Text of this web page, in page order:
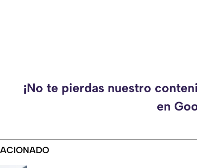
¡No te pierdas nuestro
en